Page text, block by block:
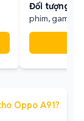
Đối tượng:
phim, game
Oppo A91?